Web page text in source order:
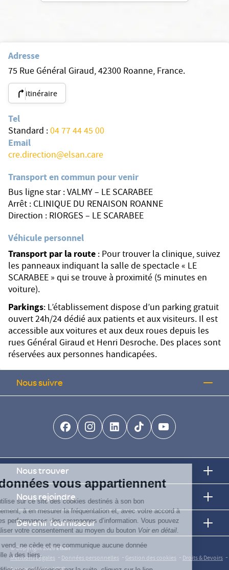
Vos données vous appartiennent
ELSAN utilise sur ce site des cookies destinés à son bon
fonctionnement, à en mesurer la fréquentation et, avec votre accord à
évaluer les performances des campagnes d’information. Vous pouvez
personnaliser votre consentement au moyen du boutonVoir en détail
Elsan ne vend, ne cède et ne communique aucune donnée
personnelle à des tiers.
Adresse
75 Rue Général Giraud, 42300 Roanne, France.
itinéraire
Tel
Standard :04 77 44 45 00
Email
cre.direction@elsan.care
Transport en commun pour venir
Bus ligne star : VALMY – LE SCARABEE
Arrêt : CLINIQUE DU RENAISON ROANNE
Direction : RIORGES – LE SCARABEE
Véhicule personnel
Transport par la route : Pour trouver la clinique, suivez
les panneaux indiquant la salle de spectacle « LE
SCARABEE » qui se trouve à proximité (5 minutes en
voiture).
Parkings: L’établissement dispose d’un parking gratuit
ouvert 24h/24 dédié aux patients et aux visiteurs. Il est
accessible aux voitures et aux deux roues depuis les
rues Général Giraud et Henri Desroche. Des places sont
réservées aux personnes handicapées.
Nous suivre
facebook-brands
instagramlinkedin-brands
tiktok-brands
youtube
Nous trouver
Nous rejoindre
Devenir fournisseur
© Copyright 2026Elsan
Mentions Légales -Données personnelles -Gestion des cookies -Droits & Devoirs -